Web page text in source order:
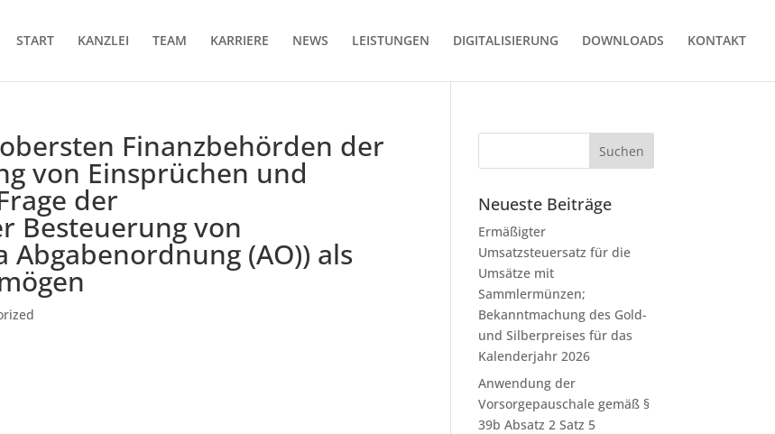
START KANZLEI TEAM KARRIERE NEWS LEISTUNGEN DIGITALISIERUNG DOWNLOADS KONTAKT
Finanzbehörden der
von Einsprüchen und
der
Besteuerung von
Abgabenordnung (AO)) als
Neueste Beiträge
Ermäßigter
Umsatzsteuersatz für die
Umsätze mit
Sammlermünzen;
Bekanntmachung des Gold-
und Silberpreises für das
Kalenderjahr 2026
Anwendung der
Vorsorgepauschale gemäß §
39b Absatz 2 Satz 5